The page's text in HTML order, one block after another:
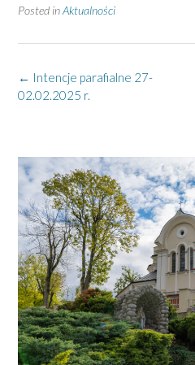
Posted inAktualności
Post
navigation
← Intencje parafialne 27-
02.02.2025 r.